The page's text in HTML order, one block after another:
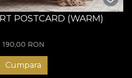
POSTCARD (WARM)
190,00 RON
Cumpara